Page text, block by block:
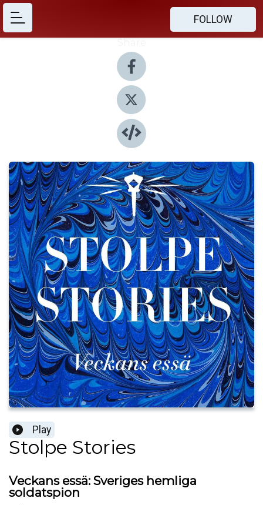
FOLLOW
Play
Stolpe Stories
Veckans essä: Sveriges hemliga
soldatspion